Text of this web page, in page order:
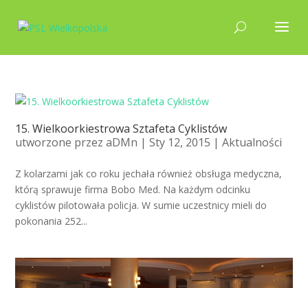
15. Wielkoorkiestrowa Sztafeta Cyklistów
utworzone przezaDMn | Sty 12, 2015 |Aktualności
Z kolarzami jak co roku jechała również obsługa medyczna,
którą sprawuje firma Bobo Med. Na każdym odcinku
cyklistów pilotowała policja. W sumie uczestnicy mieli do
pokonania 252...